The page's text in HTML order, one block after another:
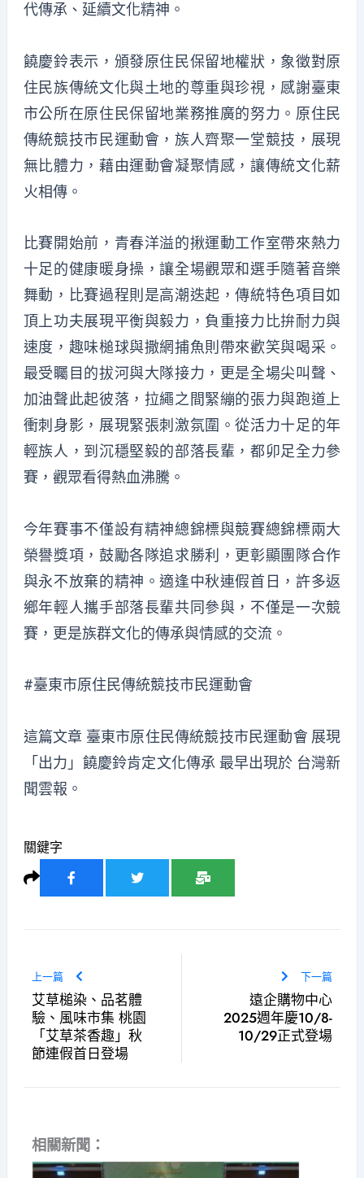
代傳承、延續文化精神。
饒慶鈴表示，頒發原住民保留地權狀，象徵對原
住民族傳統文化與土地的尊重與珍視，感謝臺東
市公所在原住民保留地業務推廣的努力。原住民
傳統競技市民運動會，族人齊聚一堂競技，展現
無比體力，藉由運動會凝聚情感，讓傳統文化薪
火相傳。
比賽開始前，青春洋溢的揪運動工作室帶來熱力
十足的健康暖身操，讓全場觀眾和選手隨著音樂
舞動，比賽過程則是高潮迭起，傳統特色項目如
頂上功夫展現平衡與毅力，負重接力比拚耐力與
速度，趣味槌球與撒網捕魚則帶來歡笑與喝采。
最受矚目的拔河與大隊接力，更是全場尖叫聲、
加油聲此起彼落，拉繩之間緊繃的張力與跑道上
衝刺身影，展現緊張刺激氛圍。從活力十足的年
輕族人，到沉穩堅毅的部落長輩，都卯足全力參
賽，觀眾看得熱血沸騰。
今年賽事不僅設有精神總錦標與競賽總錦標兩大
榮譽獎項，鼓勵各隊追求勝利，更彰顯團隊合作
與永不放棄的精神。適逢中秋連假首日，許多返
鄉年輕人攜手部落長輩共同參與，不僅是一次競
賽，更是族群文化的傳承與情感的交流。
#臺東市原住民傳統競技市民運動會
這篇文章 臺東市原住民傳統競技市民運動會 展現
「出力」饒慶鈴肯定文化傳承 最早出現於 台灣新
聞雲報 。
關鍵字
上一篇
艾草槌染、品茗體
驗、風味市集 桃園
「艾草茶香趣」秋
節連假首日登場
下一篇
遠企購物中心
2025週年慶10/8-
10/29正式登場
相關新聞：